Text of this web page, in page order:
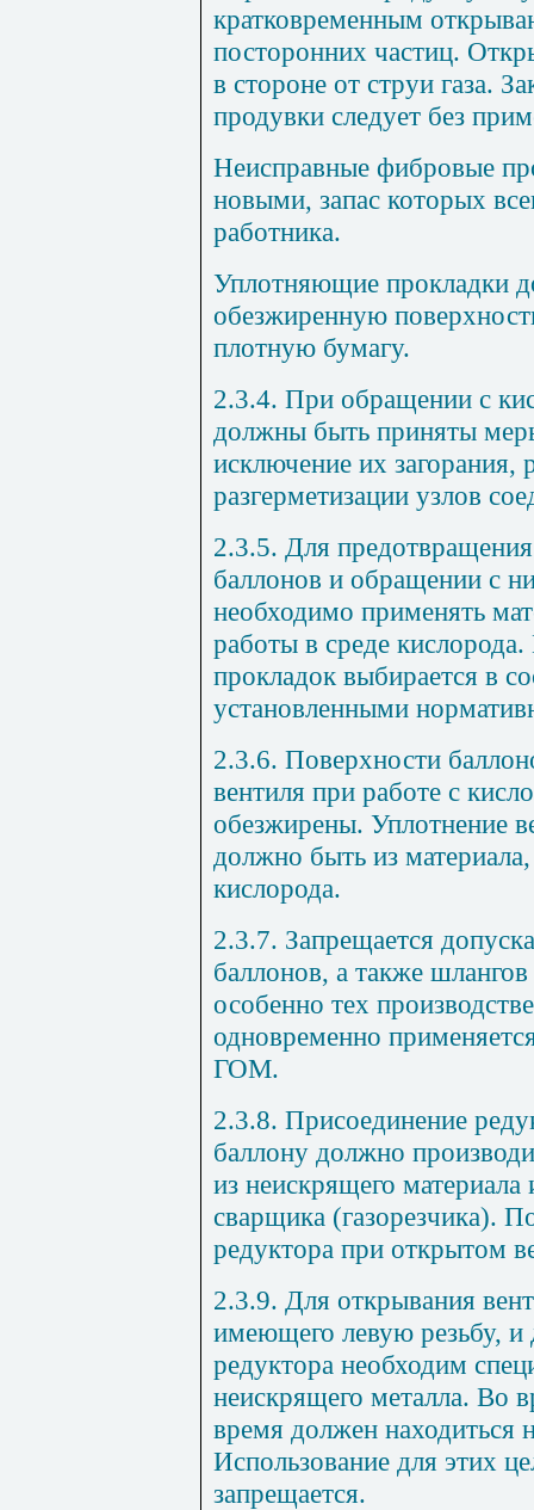
кратковременным
посторонних частиц.
в стороне от струи газа.
продувки следует без
Неисправные фибровые
новыми, запас которых
работника.
Уплотняющие прокладки
обезжиренную
плотную бумагу.
2.3.4. При обращении с
должны быть приняты
исключение их загорания,
разгерметизации узлов
2.3.5. Для
баллонов и обращении с
необходимо применять
работы в среде
прокладок выбирается в
установленными
2.3.6. Поверхности
вентиля при работе с
обезжирены. Уплотнение
должно быть из
кислорода.
2.3.7. Запрещается
баллонов, а также
особенно тех
одновременно
ГОМ.
2.3.8. Присоединение
баллону должно
из неискрящего
сварщика (газорезчика).
редуктора при открытом
2.3.9. Для открывания
имеющего левую резьбу, и
редуктора необходим
неискрящего металла. Во
время должен находиться
Использование для этих
запрещается.